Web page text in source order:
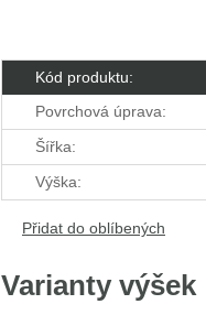
Kód produktu:
Povrchová úprava:
Šířka:
Výška:
Přidat do oblíbených
Varianty výšek